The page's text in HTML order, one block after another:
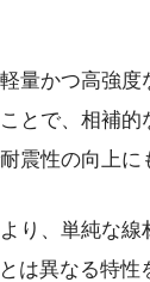
かつ高強
とで、相補
震性の向上に
、単純な
異なる特